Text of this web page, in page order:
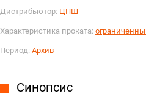
Дистрибьютор: ЦПШ
Характеристика проката:
Период: Архив
Синопсис